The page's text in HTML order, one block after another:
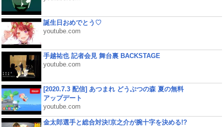
誕生日おめでとう♡
youtube.com
手越祐也 記者会見 舞台裏 BACKSTAGE
youtube.com
[2020.7.3 配信] あつまれ どうぶつの森 夏の無料
アップデート
youtube.com
金太郎選手と総合対決!京之介が腕十字を決める!?